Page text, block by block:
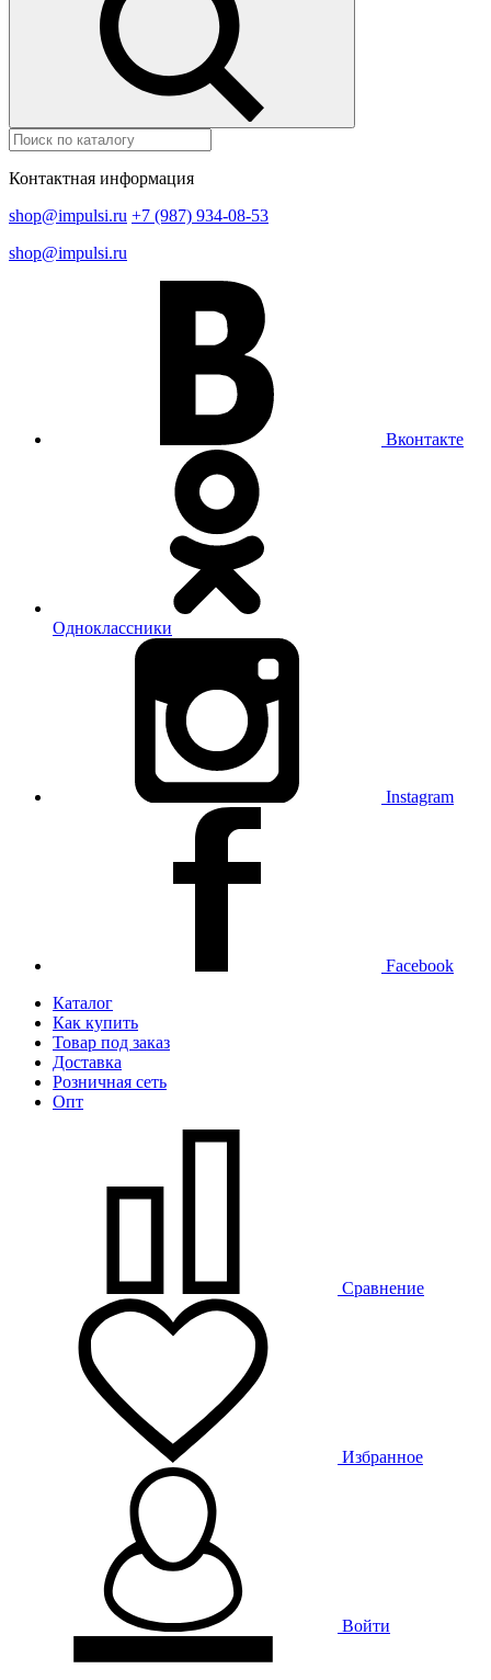
Контактная информация
shop@impulsi.ru +7 (987) 934-08-53
shop@impulsi.ru
Вконтакте
Одноклассники
Instagram
Facebook
Каталог
Как купить
Товар под заказ
Доставка
Розничная сеть
Опт
Сравнение
Избранное
Войти